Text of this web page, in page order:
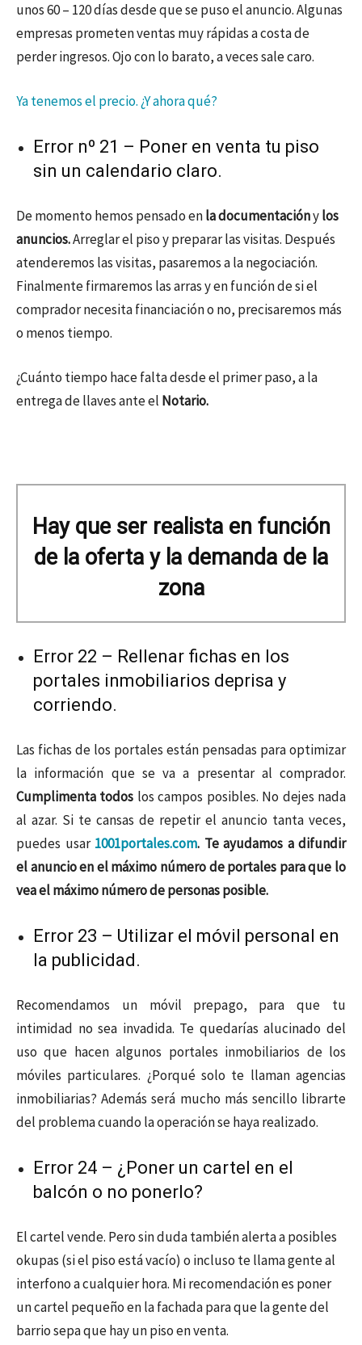
unos 60 – 120 días desde que se puso el anuncio. Algunas
empresas prometen ventas muy rápidas a costa de
perder ingresos. Ojo con lo barato, a veces sale caro.
Ya tenemos el precio. ¿Y ahora qué?
Error nº 21 – Poner en venta tu piso
sin un calendario claro.
De momento hemos pensado enla documentaciónylos
anuncios.Arreglar el piso y preparar las visitas. Después
atenderemos las visitas, pasaremos a la negociación.
Finalmente firmaremos las arras y en función de si el
comprador necesita financiación o no, precisaremos más
o menos tiempo.
¿Cuánto tiempo hace falta desde el primer paso, a la
entrega de llaves ante el Notario.
Hay que ser realista en función
de la oferta y la demanda de la
zona
Error 22 – Rellenar fichas en los
portales inmobiliarios deprisa y
corriendo.
Las fichas de los portales están pensadas para optimizar
la información que se va a presentar al comprador.
Cumplimenta todos los campos posibles. No dejes nada
al azar. Si te cansas de repetir el anuncio tanta veces,
puedes usar 1001portales.com. Te ayudamos a difundir
el anuncio en el máximo número de portales para que lo
vea el máximo número de personas posible.
Error 23 – Utilizar el móvil personal en
la publicidad.
Recomendamos un móvil prepago, para que tu
intimidad no sea invadida. Te quedarías alucinado del
uso que hacen algunos portales inmobiliarios de los
móviles particulares. ¿Porqué solo te llaman agencias
inmobiliarias? Además será mucho más sencillo librarte
del problema cuando la operación se haya realizado.
Error 24 – ¿Poner un cartel en el
balcón o no ponerlo?
El cartel vende. Pero sin duda también alerta a posibles
okupas (si el piso está vacío) o incluso te llama gente al
interfono a cualquier hora. Mi recomendación es poner
un cartel pequeño en la fachada para que la gente del
barrio sepa que hay un piso en venta.